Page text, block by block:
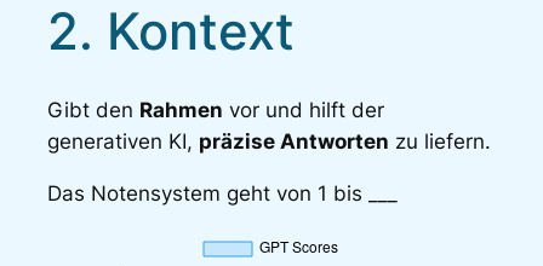
2. Kontext
Gibt den Rahmen vor und hilft der
generativen KI, präzise Antworten zu liefern.
Das Notensystem geht von 1 bis ___